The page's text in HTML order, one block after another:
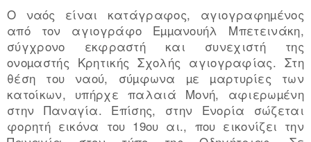
Ο ναός είναι κατάγραφος, αγιογραφηµένος
από τον αγιογράφο Εµµανουήλ Μπετεινάκη,
σύγχρονο εκφραστή και συνεχιστή της
ονοµαστής Κρητικής Σχολής αγιογραφίας. Στη
θέση του ναού, σύµφωνα µε µαρτυρίες των
κατοίκων, υπήρχε παλαιά Μονή, αφιερωµένη
στην Παναγία. Επίσης, στην Ενορία σώζεται
φορητή εικόνα του 19ου αι., που εικονίζει την